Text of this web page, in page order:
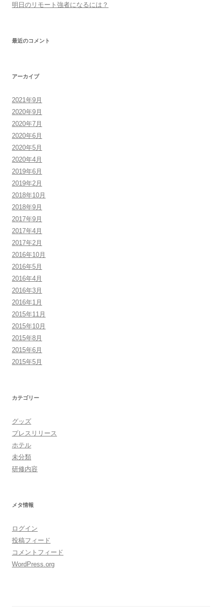
明日のリモート強者になるには？
最近のコメント
アーカイブ
2021年9月
2020年9月
2020年7月
2020年6月
2020年5月
2020年4月
2019年6月
2019年2月
2018年10月
2018年9月
2017年9月
2017年4月
2017年2月
2016年10月
2016年5月
2016年4月
2016年3月
2016年1月
2015年11月
2015年10月
2015年8月
2015年6月
2015年5月
カテゴリー
グッズ
プレスリリース
ホテル
未分類
研修内容
メタ情報
ログイン
投稿フィード
コメントフィード
WordPress.org